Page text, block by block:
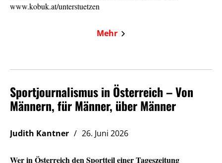
www.kobuk.at/unterstuetzen
Mehr
Sportjournalismus in Österreich – Von
Männern, für Männer, über Männer
Judith Kantner 26. Juni 2026
Wer in Österreich den Sportteil einer Tageszeitung